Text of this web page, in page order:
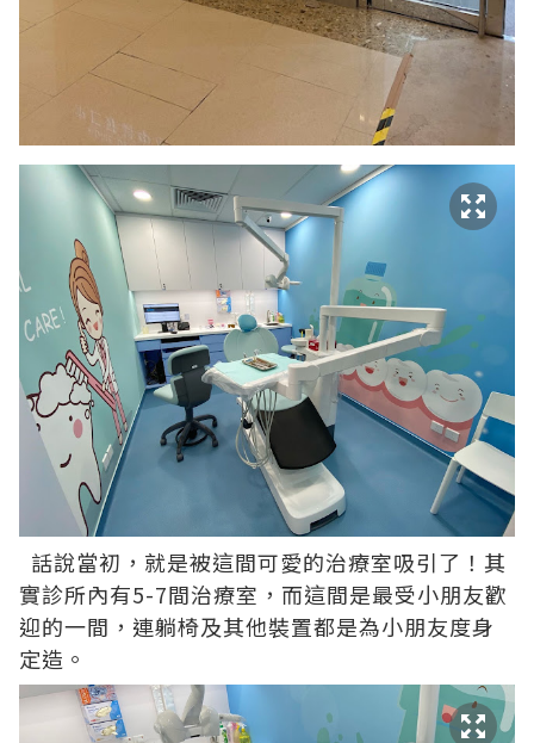
話說當初，就是被這間可愛的治療室吸引了！其
實診所內有5-7間治療室，而這間是最受小朋友歡
迎的一間，連躺椅及其他裝置都是為小朋友度身
定造。